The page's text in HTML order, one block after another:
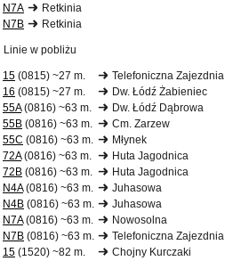
N7A
Retkinia
N7B
Retkinia
Linie w pobliżu
15 (0815) ~27 m.
Telefoniczna Zajezdnia
16 (0815) ~27 m.
Dw. Łódź Żabieniec
55A(0816) ~63 m.
Dw. Łódź Dąbrowa
55B (0816) ~63 m.
Cm. Zarzew
55C (0816) ~63 m.
Młynek
72A(0816) ~63 m.
Huta Jagodnica
72B (0816) ~63 m.
Huta Jagodnica
N4A(0816) ~63 m.
Juhasowa
N4B (0816) ~63 m.
Juhasowa
N7A(0816) ~63 m.
Nowosolna
N7B (0816) ~63 m.
Telefoniczna Zajezdnia
15 (1520) ~82 m.
Chojny Kurczaki